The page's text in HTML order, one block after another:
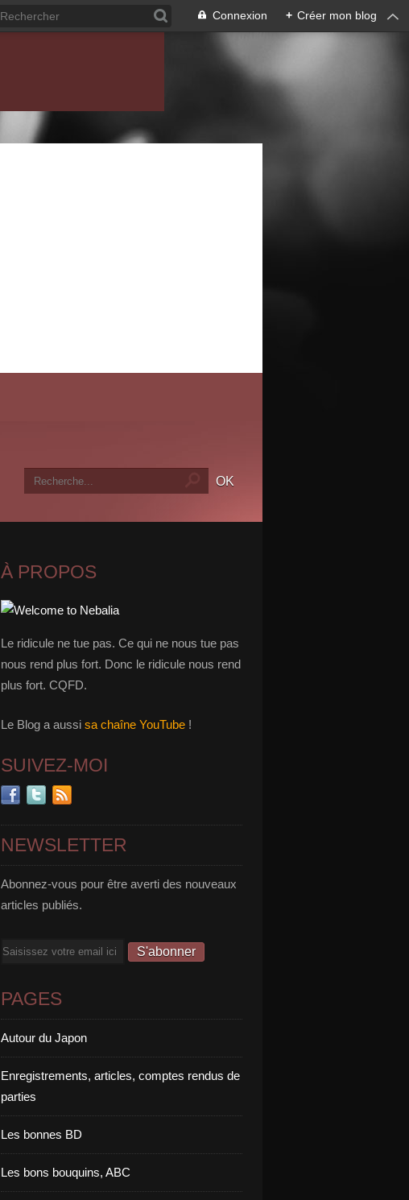
Connexion + Créer mon blog
À PROPOS
Le ridicule ne tue pas. Ce qui ne nous tue pas
nous rend plus fort. Donc le ridicule nous rend
plus fort. CQFD.
Le Blog a aussi sa chaîne YouTube !
SUIVEZ-MOI
NEWSLETTER
Abonnez-vous pour être averti des nouveaux
articles publiés.
Email
PAGES
Autour du Japon
Enregistrements, articles, comptes rendus de
parties
Les bonnes BD
Les bons bouquins, ABC